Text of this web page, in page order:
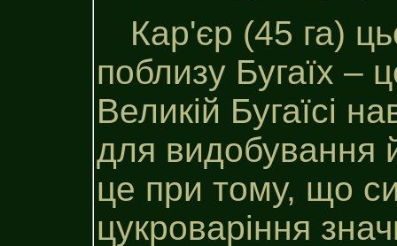
Кар'єр (45 га)
поблизу Бугаїх –
Великій Бугаїсі
для видобування
це при тому, що
цукроваріння